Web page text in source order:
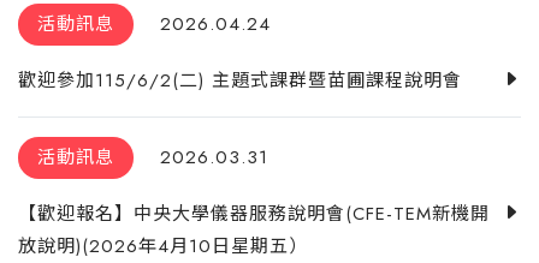
活動訊息 2026.04.24
歡迎參加115/6/2(二) 主題式課群暨苗圃課程說明會
活動訊息 2026.03.31
【歡迎報名】中央大學儀器服務說明會(CFE-TEM新機開
放說明)(2026年4月10日星期五）